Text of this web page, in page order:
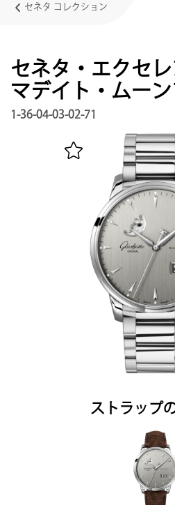
連絡先
お問い合わせはこちら
グラスヒュッテ・オリジナルを登録
English
メニュー
セネタ コレクション
セネタ・エクセ
マデイト・ムー
1-36-04-03-02-71
ストラップ